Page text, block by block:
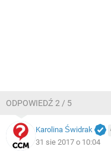
ODPOWIEDŹ 2 / 5
Karolina Świdrak
31 sie 2017 o 10:04